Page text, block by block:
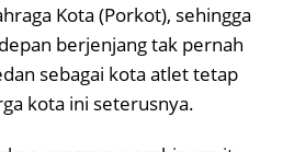
Kota (Porkot), sehingga
berjenjang tak pernah
sebagai kota atlet tetap
kota ini seterusnya.